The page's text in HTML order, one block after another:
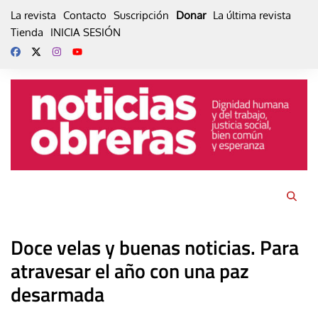
La revista Contacto Suscripción Donar La última revista
Tienda
INICIA SESIÓN
Doce velas y buenas noticias. Para
atravesar el año con una paz
desarmada